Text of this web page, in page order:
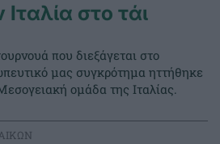
στο τάι
που διεξάγεται στο
μας συγκρότημα ηττήθηκε
ομάδα της Ιταλίας.